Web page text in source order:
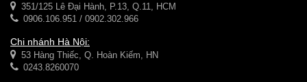
351/125 Lê Đại Hành, P.13, Q.11, HCM
0906.106.951 / 0902.302.966
Chi nhánh Hà Nội:
53 Hàng Thiếc, Q. Hoàn Kiếm, HN
0243.8260070